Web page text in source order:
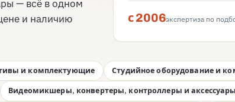
— всё в одном
и наличию
с 2006экспертиза по
и комплектующие Студийное оборудование и
Видеомикшеры, конвертеры, контроллеры и аксессуары